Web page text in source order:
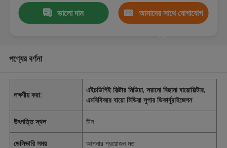
ভালো দাম আমাদের সাথে যোগাযোগ
পণ্যের বর্ণনা
লক্ষণীয় করা:
এইচডিপিই ফিল্টার মিডিয়া,সরানো বিছানা বায়োফিল্টার,
এমবিবিআর বায়ো মিডিয়া সুপার ডিকার্বুরাইজেশন
উৎপত্তি স্থল চীন
ডেলিভারি সময় আপনার প্রয়োজন মত